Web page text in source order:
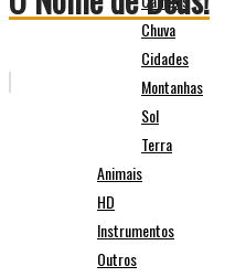
Chuva
Cidades
Montanhas
Sol
Terra
Animais
HD
Instrumentos
Outros